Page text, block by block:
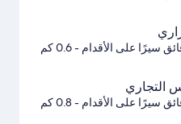
- 0.6 كم
التجاري
- 0.8 كم